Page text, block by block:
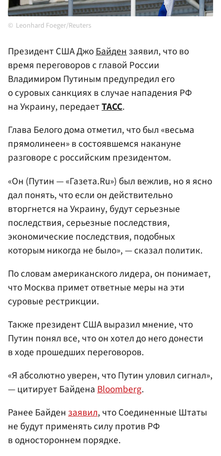
Leonhard Foeger/Reuters
Президент США ДжоБайдензаявил, что во
время переговоров с главой России
Владимиром Путиным предупредил его
о суровых санкциях в случае нападения РФ
на Украину, передаетТАСС.
Глава Белого дома отметил, что был «весьма
прямолинеен» в состоявшемся накануне
разговоре с российским президентом.
«Он (Путин — «Газета.Ru») был вежлив, но я ясно
дал понять, что если он действительно
вторгнется на Украину, будут серьезные
последствия, серьезные последствия,
экономические последствия, подобных
которым никогда не было», — сказал политик.
По словам американского лидера, он понимает,
что Москва примет ответные меры на эти
суровые рестрикции.
Также президент США выразил мнение, что
Путин понял все, что он хотел до него донести
в ходе прошедших переговоров.
«Я абсолютно уверен, что Путин уловил сигнал»,
— цитирует БайденаBloomberg.
Ранее Байдензаявил, что Соединенные Штаты
не будут применять силу против РФ
в одностороннем порядке.